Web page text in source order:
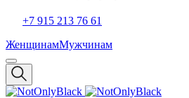
+7 915 213 76 61
ЖенщинамМужчинам